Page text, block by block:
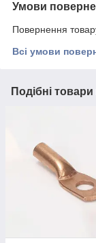
Умови
Повернення
Всі умови
Подібні товари